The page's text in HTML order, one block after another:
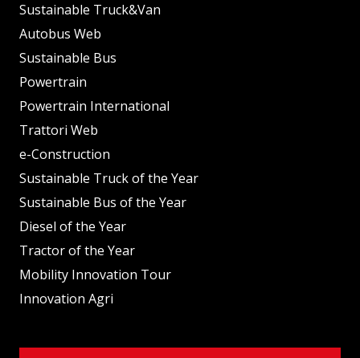
Sustainable Truck&Van
Autobus Web
Sustainable Bus
Powertrain
Powertrain International
Trattori Web
e-Construction
Sustainable Truck of the Year
Sustainable Bus of the Year
Diesel of the Year
Tractor of the Year
Mobility Innovation Tour
Innovation Agri